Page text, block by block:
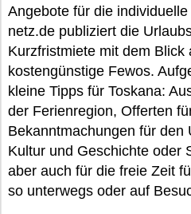
Angebote für die
netz.de publiziert die
Kurzfristmiete mit dem Blick
kostengünstige Fewos.
kleine Tipps für Toskana:
der Ferienregion, Offerten
Bekanntmachungen für den
Kultur und Geschichte oder
aber auch für die freie Zeit
so unterwegs oder auf